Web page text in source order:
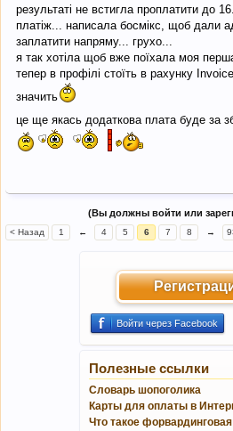
результаті не встигла проплатити до
платіж... написала босмікс, щоб дали
заплатити напряму... грухо...
я так хотіла щоб вже поїхала моя
тепер в профілі стоїть в рахунку
значить
це ще якась додаткова плата буде за
(Вы должны войти или
< Назад 1 ← 4 5 6 7 8 →
Войти через Facebook
Полезные ссылки
Словарь шопоголика
Карты для оплаты в
Что такое